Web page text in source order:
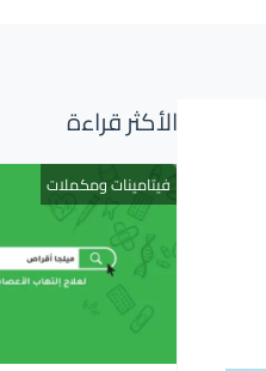
الأكثر قراءة
فيتامينات ومكملات